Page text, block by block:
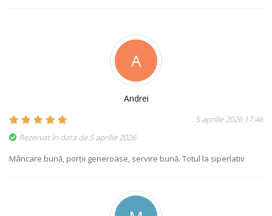
A
Andrei
5 aprilie 2026 17:46
Rezervat în data de 5 aprilie 2026
Mâncare bună, porții generoase, servire bună. Totul la siperlativ